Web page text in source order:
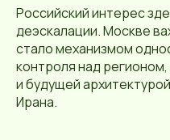
Российский интерес
деэскалации. Москве
стало механизмом
контроля над
и будущей
Ирана.